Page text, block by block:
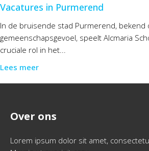
Vacatures in Purmerend
In de bruisende stad Purmerend, bekend
gemeenschapsgevoel, speelt Alcmaria
cruciale rol in het...
Lees meer
Over ons
Lorem ipsum dolor sit amet,